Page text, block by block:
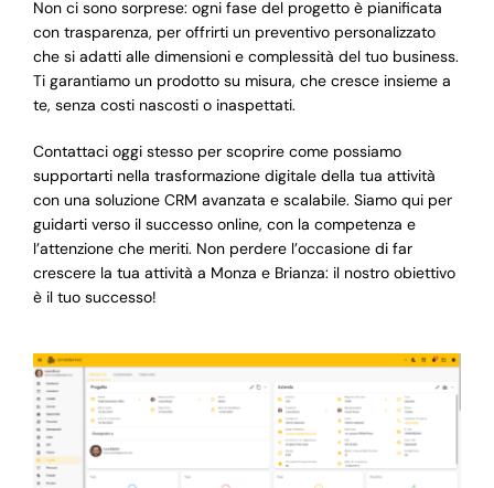
Non ci sono sorprese: ogni fase del progetto è pianificata
con trasparenza, per offrirti un preventivo personalizzato
che si adatti alle dimensioni e complessità del tuo business.
Ti garantiamo un prodotto su misura, che cresce insieme a
te, senza costi nascosti o inaspettati.
Contattaci oggi stesso per scoprire come possiamo
supportarti nella trasformazione digitale della tua attività
con una soluzione CRM avanzata e scalabile. Siamo qui per
guidarti verso il successo online, con la competenza e
l’attenzione che meriti. Non perdere l’occasione di far
crescere la tua attività a Monza e Brianza: il nostro obiettivo
è il tuo successo!